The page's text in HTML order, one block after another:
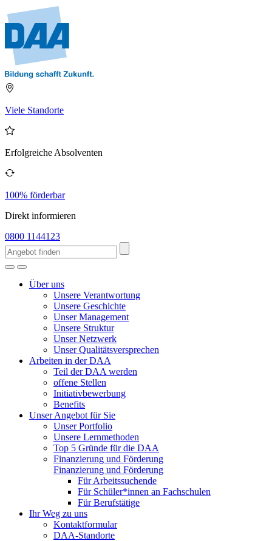
Viele Standorte
Erfolgreiche Absolventen
100% förderbar
Direkt informieren
0800 1144123
Über uns
Unsere Verantwortung
Unsere Geschichte
Unser Management
Unsere Struktur
Unser Netzwerk
Unser Qualitätsversprechen
Arbeiten in der DAA
Teil der DAA werden
offene Stellen
Initiativbewerbung
Benefits
Unser Angebot für Sie
Unser Portfolio
Unsere Lernmethoden
Top 5 Gründe für die DAA
Finanzierung und Förderung
Finanzierung und Förderung
Für Arbeitssuchende
Für Schüler*innen an Fachschulen
Für Berufstätige
Ihr Weg zu uns
Kontaktformular
DAA-Standorte